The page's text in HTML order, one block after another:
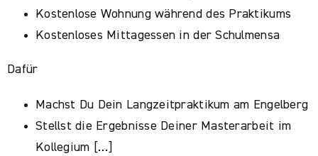
Kostenlose Wohnung während des Praktikums
Kostenloses Mittagessen in der Schulmensa
Dafür
Machst Du Dein Langzeitpraktikum am Engelberg
Stellst die Ergebnisse Deiner Masterarbeit im
Kollegium […]